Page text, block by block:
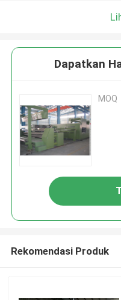
Dapatkan
MOQ
Rekomendasi Produk